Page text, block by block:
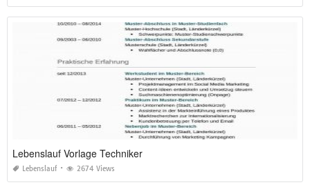
Lebenslauf Vorlage Techniker
Lebenslauf 2674 Views